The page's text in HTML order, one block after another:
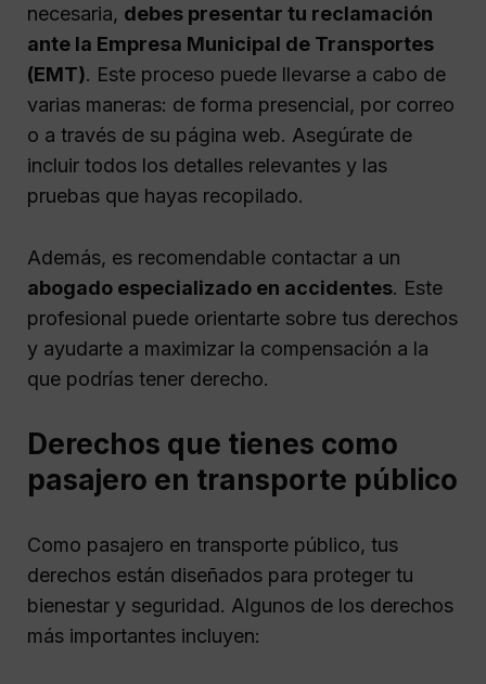
necesaria, debes presentar tu reclamación
ante la Empresa Municipal de Transportes
(EMT). Este proceso puede llevarse a cabo de
varias maneras: de forma presencial, por correo
o a través de su página web. Asegúrate de
incluir todos los detalles relevantes y las
pruebas que hayas recopilado.
Además, es recomendable contactar a un
abogado especializado en accidentes. Este
profesional puede orientarte sobre tus derechos
y ayudarte a maximizar la compensación a la
que podrías tener derecho.
Derechos que tienes como
pasajero en transporte público
Como pasajero en transporte público, tus
derechos están diseñados para proteger tu
bienestar y seguridad. Algunos de los derechos
más importantes incluyen: